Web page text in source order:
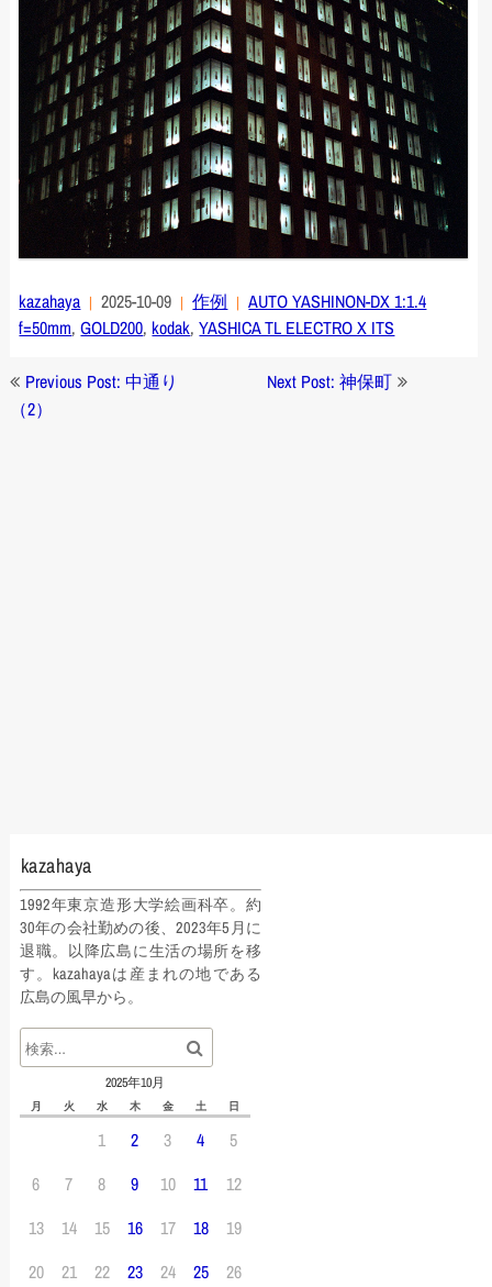
kazahaya 2025-10-09 作例
AUTO YASHINON-DX 1:1.4
f=50mm,GOLD200, kodak,YASHICA TL ELECTRO X ITS
投
稿
Previous Post: 中通り
（2）
Next Post: 神保町
kazahaya
1992年東京造形大学絵画科卒。約
30年の会社勤めの後、2023年5月に
退職。以降広島に生活の場所を移
す。kazahayaは産まれの地である
広島の風早から。
2025年10月
月 火 水 木 金 土 日
1 2 3 4
5
6
7 8 9 10 11
12
13
14 15 16 17 18
19
20
21 22 23 24 25
26